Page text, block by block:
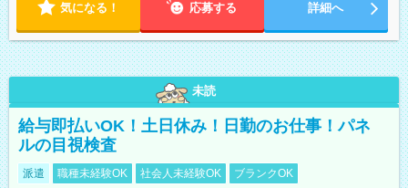
気になる！ 応募する 詳細へ
未読
給与即払いOK！土日休み！日勤のお仕事！パネ
ルの目視検査
派遣 職種未経験OK 社会人未経験OK
ブランクOK